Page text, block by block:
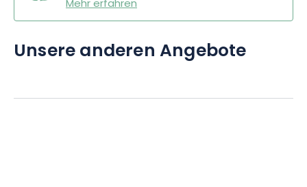
Mehr erfahren
Unsere anderen Angebote